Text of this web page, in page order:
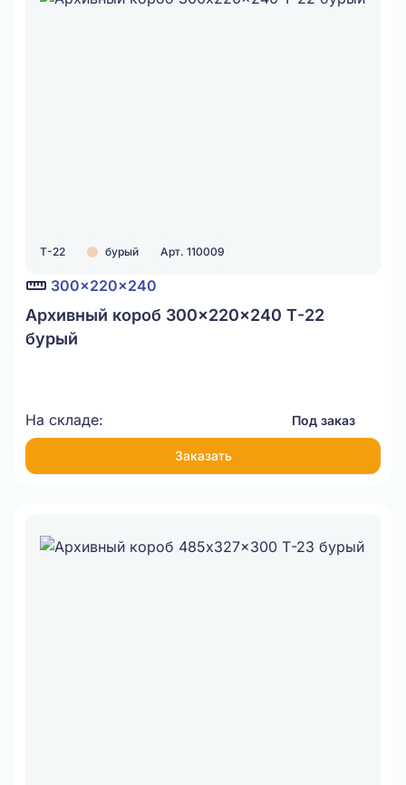
Т-22 бурый Арт. 110009
300x220x240
Архивный короб 300x220x240 Т-22
бурый
На складе: Под заказ
Заказать